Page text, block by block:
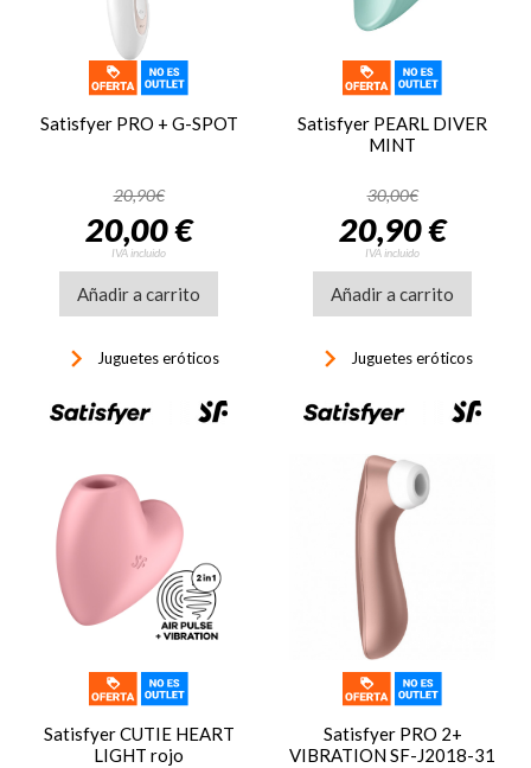
Satisfyer PRO + G-SPOT
20,90€
20,00 €
IVA incluido
Añadir a carrito
keyboard_arrow_right Juguetes eróticos
Satisfyer PEARL DIVER
MINT
30,00€
20,90 €
IVA incluido
Añadir a carrito
keyboard_arrow_right Juguetes eróticos
Satisfyer CUTIE HEART
LIGHT rojo
Satisfyer PRO 2+
VIBRATION SF-J2018-31